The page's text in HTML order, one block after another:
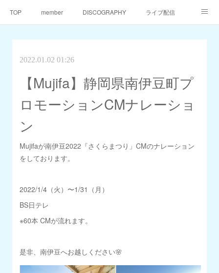
TOP member DISCOGRAPHY ライブ配信
2022.01.02 01:26
【Mujifa】静岡県南伊豆町プ
ロモーションCMナレーショ
ン
Mujifaが南伊豆2022『さくらまつり」CMのナレーション
をしております。
2022/1/4（火）〜1/31（月）
BS日テレ
※60本 CMが流れます。
是非、南伊豆へお越しください🌸